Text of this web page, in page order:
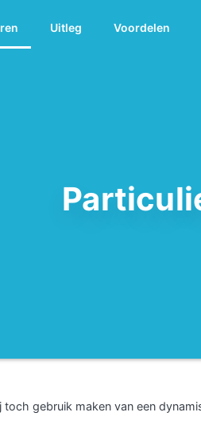
Uitleg Voordelen
toch gebruik maken van een